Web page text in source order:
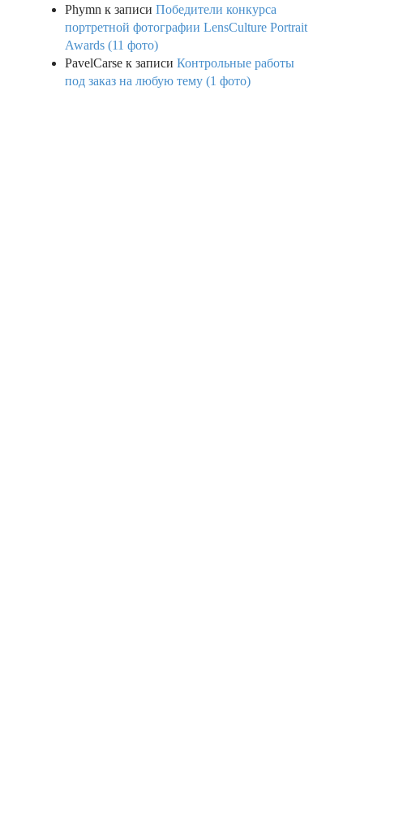
Phymn к записи Победители конкурса
портретной фотографии LensCulture Portrait
Awards (11 фото)
PavelCarse к записи Контрольные работы
под заказ на любую тему (1 фото)